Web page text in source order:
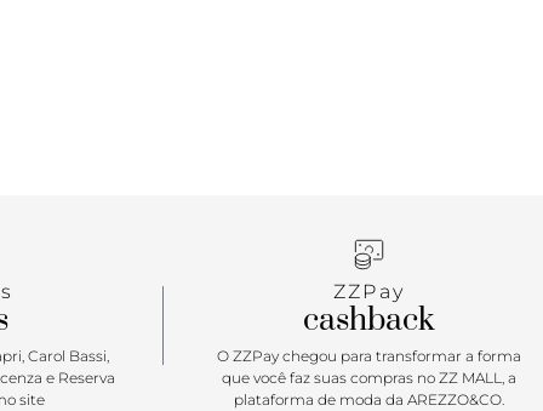
Carol Bassi,
e Reserva
site
ZZPay
cashback
O ZZPay chegou para transformar a forma
que você faz suas compras no ZZ MALL, a
plataforma de moda da AREZZO&CO.